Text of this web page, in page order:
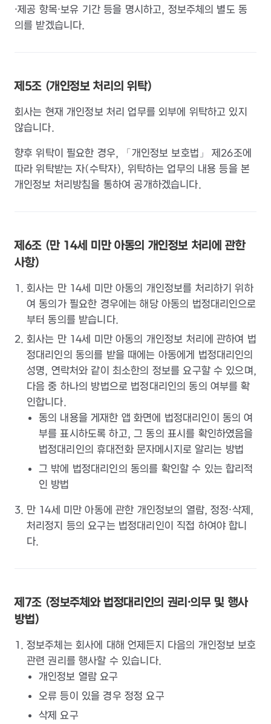
·제공 항목·보유 기간 등을 명시하고, 정보주체의 별도 동
의를 받겠습니다.
제5조 (개인정보 처리의 위탁)
회사는 현재 개인정보 처리 업무를 외부에 위탁하고 있지
않습니다.
향후 위탁이 필요한 경우, 「개인정보 보호법」 제26조에
따라 위탁받는 자(수탁자), 위탁하는 업무의 내용 등을 본
개인정보 처리방침을 통하여 공개하겠습니다.
제6조 (만 14세 미만 아동의 개인정보 처리에 관한
사항)
회사는 만 14세 미만 아동의 개인정보를 처리하기 위하
여 동의가 필요한 경우에는 해당 아동의 법정대리인으로
부터 동의를 받습니다.
회사는 만 14세 미만 아동의 개인정보 처리에 관하여 법
정대리인의 동의를 받을 때에는 아동에게 법정대리인의
성명, 연락처와 같이 최소한의 정보를 요구할 수 있으며,
다음 중 하나의 방법으로 법정대리인의 동의 여부를 확
인합니다.
동의 내용을 게재한 앱 화면에 법정대리인이 동의 여
부를 표시하도록 하고, 그 동의 표시를 확인하였음을
법정대리인의 휴대전화 문자메시지로 알리는 방법
그 밖에 법정대리인의 동의를 확인할 수 있는 합리적
인 방법
만 14세 미만 아동에 관한 개인정보의 열람, 정정·삭제,
처리정지 등의 요구는 법정대리인이 직접 하여야 합니
다.
제7조 (정보주체와 법정대리인의 권리·의무 및 행사
방법)
정보주체는 회사에 대해 언제든지 다음의 개인정보 보호
관련 권리를 행사할 수 있습니다.
개인정보 열람 요구
오류 등이 있을 경우 정정 요구
삭제 요구